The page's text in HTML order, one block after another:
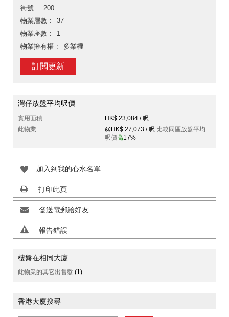
街號
200
物業層數
37
物業座數
1
物業擁有權
多業權
訂閱更新
灣仔放盤平均呎價
實用面積
HK$ 23,084 / 呎
此物業
@HK$ 27,073 / 呎 比較同區放盤平均
呎價高17%
加入到我的心水名單
打印此頁
發送電郵給好友
報告錯誤
樓盤在相同大廈
此物業的其它出售盤 (1)
香港大廈搜尋